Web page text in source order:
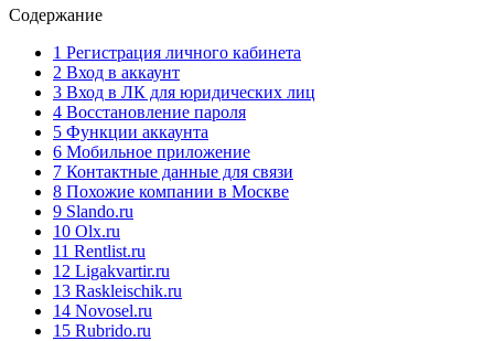
Содержание
1 Регистрация личного кабинета
2 Вход в аккаунт
3 Вход в ЛК для юридических лиц
4 Восстановление пароля
5 Функции аккаунта
6 Мобильное приложение
7 Контактные данные для связи
8 Похожие компании в Москве
9 Slando.ru
10 Olx.ru
11 Rentlist.ru
12 Ligakvartir.ru
13 Raskleischik.ru
14 Novosel.ru
15 Rubrido.ru